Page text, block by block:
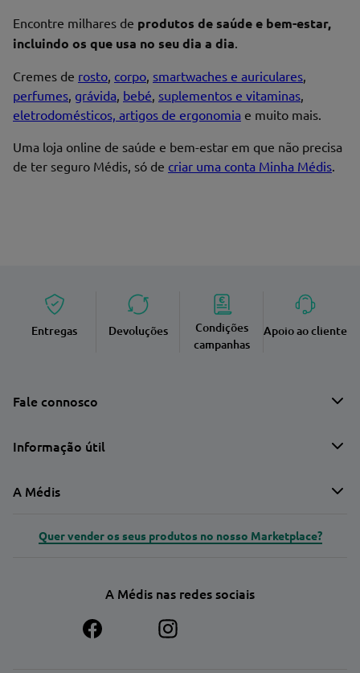
Endereço de email
Encontre milhares de produtos de saúde e bem-estar,
incluindo os que usa no seu dia a dia.
Cremes de rosto, corpo, smartwaches e auriculares,
perfumes, grávida, bebé, suplementos e vitaminas,
eletrodomésticos, artigos de ergonomia e muito mais.
Uma loja online de saúde e bem-estar em que não precisa
de ter seguro Médis, só de criar uma conta Minha Médis.
Entregas Devoluções
Condições
campanhas
Apoio ao cliente
Fale connosco
Informação útil
A Médis
Quer vender os seus produtos no nosso Marketplace?
A Médis nas redes sociais